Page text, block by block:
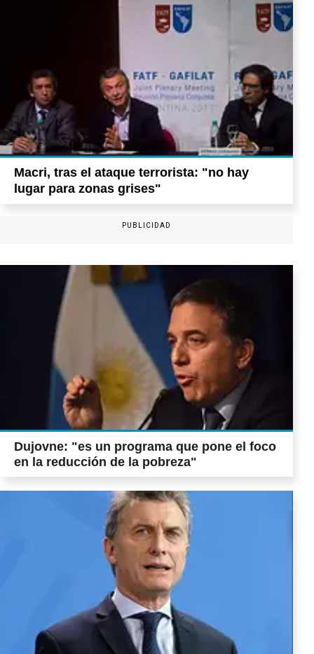
Macri, tras el ataque terrorista: "no hay
lugar para zonas grises"
PUBLICIDAD
Dujovne: "es un programa que pone el foco
en la reducción de la pobreza"